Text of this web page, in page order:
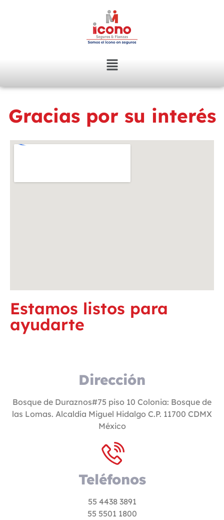
Gracias por su interés
Estamos listos para
ayudarte
Dirección
Bosque de Duraznos#75 piso 10 Colonia: Bosque de
las Lomas. Alcaldía Miguel Hidalgo C.P. 11700 CDMX
México
Teléfonos
55 4438 3891
55 5501 1800